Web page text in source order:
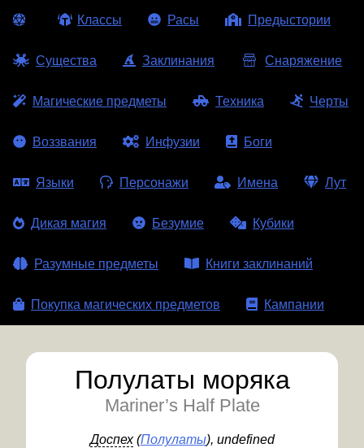
Классы Расы Предыстории
Существа Заклинания Снаряжение
Магические предметы Техника Черты
Воззвания Инфузии Боги
Языки Персонажи Имена Лут
Дикая магия Безумие Кубики
Разумные предметы Книги заклинаний
Покупка магических предметов Кампании
Полулаты моряка
Mariner’s Half Plate
Доспех(Полулаты), undefined